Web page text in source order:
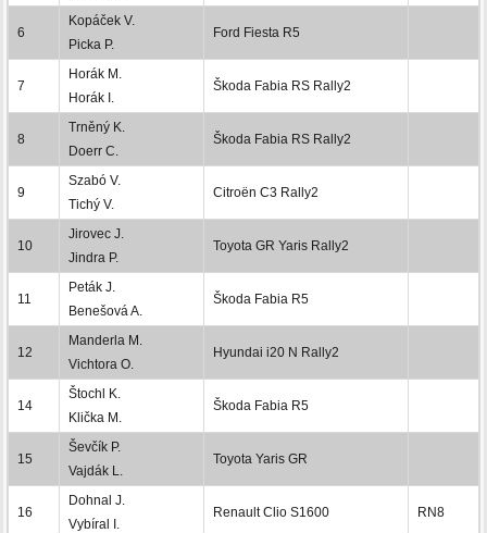
6
Kopáček V.
Picka P.
Ford Fiesta R5
7
Horák M.
Horák I.
Škoda Fabia RS Rally2
8
Trněný K.
Doerr C.
Škoda Fabia RS Rally2
9
Szabó V.
Tichý V.
Citroën C3 Rally2
10
Jirovec J.
Jindra P.
Toyota GR Yaris Rally2
11
Peták J.
Benešová A.
Škoda Fabia R5
12
Manderla M.
Vichtora O.
Hyundai i20 N Rally2
14
Štochl K.
Klička M.
Škoda Fabia R5
15
Ševčík P.
Vajdák L.
Toyota Yaris GR
16
Dohnal J.
Vybíral I.
Renault Clio S1600 RN8